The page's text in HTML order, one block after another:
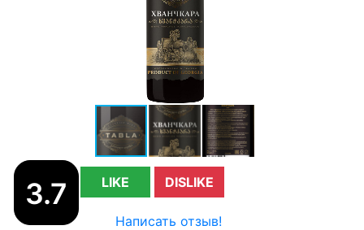
3.7 LIKE DISLIKE
Написать отзыв!